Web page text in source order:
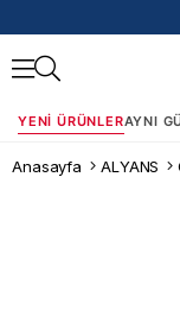
50.000 TL
YENI ÜRÜNLERAYNI
Anasayfa ALYANS